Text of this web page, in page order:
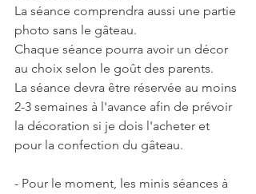
La séance comprendra aussi une partie
photo sans le gâteau.
Chaque séance pourra avoir un décor
au choix selon le goût des parents.
La séance devra être réservée au moins
2-3 semaines à l'avance afin de prévoir
la décoration si je dois l'acheter et
pour la confection du gâteau.
- Pour le moment, les minis séances à